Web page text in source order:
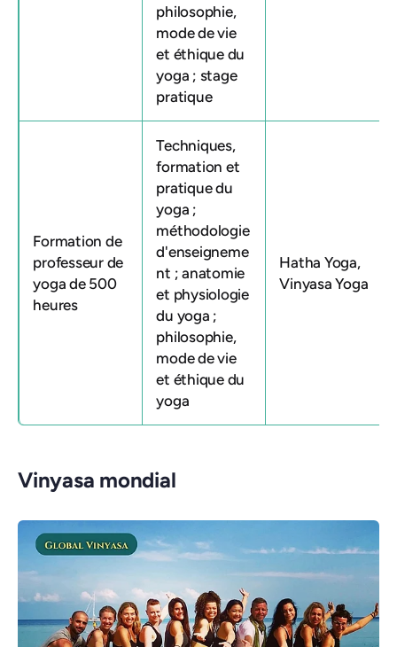
philosophie,
mode de vie
et éthique du
yoga ; stage
pratique
Formation de
professeur de
yoga de 500
heures
Techniques,
formation et
pratique du
yoga ;
méthodologie
d'enseigneme
nt ; anatomie
et physiologie
du yoga ;
philosophie,
mode de vie
et éthique du
yoga
Hatha Yoga,
Vinyasa Yoga
Vinyasa mondial